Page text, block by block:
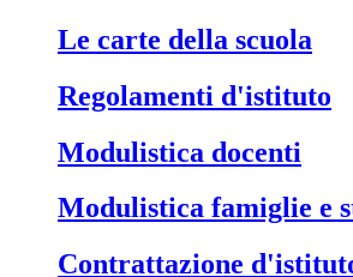
Le carte della scuola
Regolamenti d'istituto
Modulistica docenti
Modulistica famiglie e
Contrattazione